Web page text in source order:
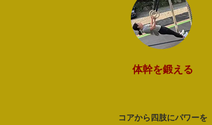
体幹を鍛える
コアから四肢にパワーを